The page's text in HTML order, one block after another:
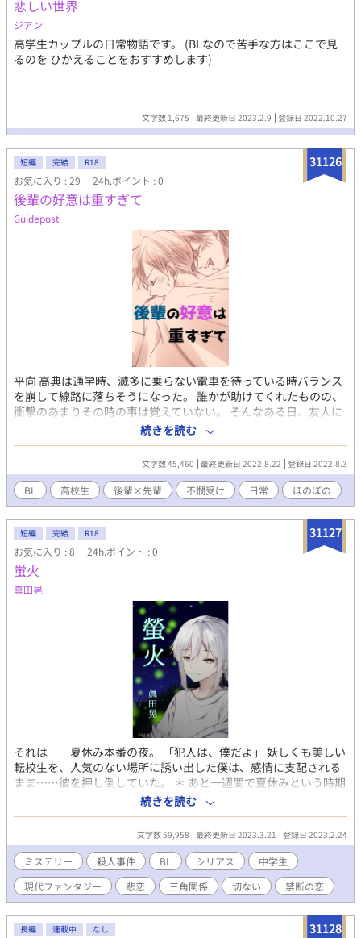
悲しい世界
ジアン
高学生カップルの日常物語です。 (BLなので苦手な方はここで見
るのを ひかえることをおすすめします)
文字数 1,675 最終更新日 2023.2.9 登録日 2022.10.27
31126
短編 完結 R18
お気に入り : 29 24h.ポイント : 0
後輩の好意は重すぎて
Guidepost
平向 高典は通学時、滅多に乗らない電車を待っている時バランス
を崩して線路に落ちそうになった。 誰かが助けてくれたものの、
衝撃のあまりその時の事は覚えていない。 そんなある日、友人に
後輩である小雪 周太を紹介された。 彼はどこかおかしく、高典を
好きだと言い出して―― （R指定の話には話数の後に※印）
続きを読む
文字数 45,460 最終更新日 2022.8.22 登録日 2022.8.3
BL 高校生 後輩×先輩 不憫受け 日常 ほのぼの
31127
短編 完結 R18
お気に入り : 8 24h.ポイント : 0
蛍火
真田晃
それは──夏休み本番の夜。 「犯人は、僕だよ」 妖しくも美しい
転校生を、人気のない場所に誘い出した僕は、感情に支配される
まま……彼を押し倒していた。 ＊ あと一週間で夏休みという時期
にやってきた、中性的でミステリアスな転校生。 学級委員である
僕は、クラスに馴染まず孤立する彼に優しく声を掛け、夏祭りで
行う盆踊りの練習に誘う。 夏休みに入り、盆踊りの練習に集まる
学生達。 その中の一人。校内で人気のあるクラスメイトの女子
が、帰りの夜道、何者かに襲われた。 そして、夏祭り本番の夜。
疑いの目を転校生に向けた僕は、会場の入口に立つ彼を見つけ
── ＊ ひとつの事件をキッカケに、次第に明らかになっていく真
実。 全てを知り、衝撃の事実に直面した時──僕は、涙を堪える
事が出来なかった…… ◇◇◇ ・前半、BL要素はかなり薄いです。
続きを読む
文字数 59,958 最終更新日 2023.3.21 登録日 2023.2.24
ミステリー 殺人事件 BL シリアス
中学生
現代ファンタジー
悲恋 三角関係 切ない 禁断の恋
31128
長編 連載中 なし